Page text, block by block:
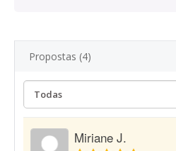
Propostas (4)
Miriane J.